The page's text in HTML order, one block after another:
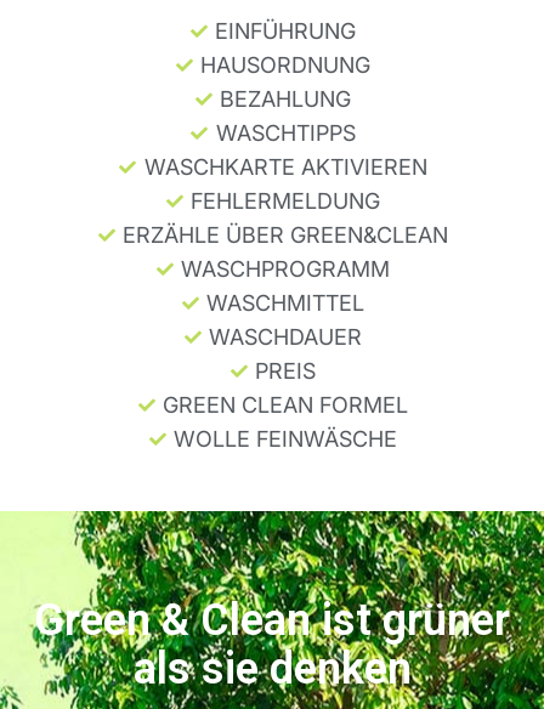
EINFÜHRUNG
HAUSORDNUNG
BEZAHLUNG
WASCHTIPPS
WASCHKARTE AKTIVIEREN
FEHLERMELDUNG
ERZÄHLE ÜBER GREEN&CLEAN
WASCHPROGRAMM
WASCHMITTEL
WASCHDAUER
PREIS
GREEN CLEAN FORMEL
WOLLE FEINWÄSCHE
Green & Clean ist grüner
als sie denken